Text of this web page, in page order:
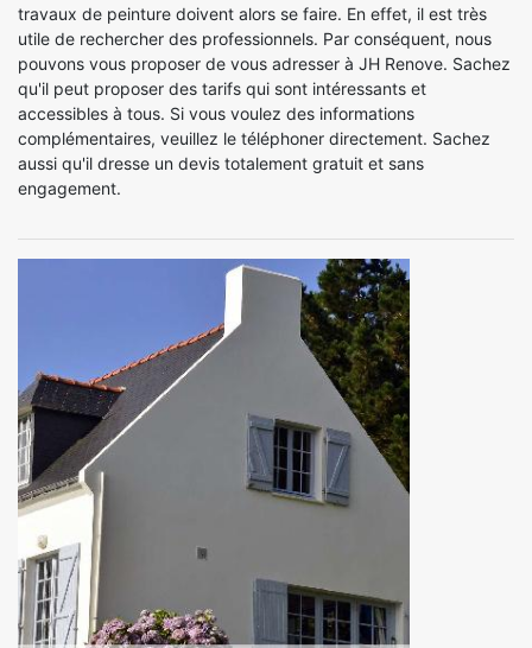
travaux de peinture doivent alors se faire. En effet, il est très
utile de rechercher des professionnels. Par conséquent, nous
pouvons vous proposer de vous adresser à JH Renove. Sachez
qu'il peut proposer des tarifs qui sont intéressants et
accessibles à tous. Si vous voulez des informations
complémentaires, veuillez le téléphoner directement. Sachez
aussi qu'il dresse un devis totalement gratuit et sans
engagement.